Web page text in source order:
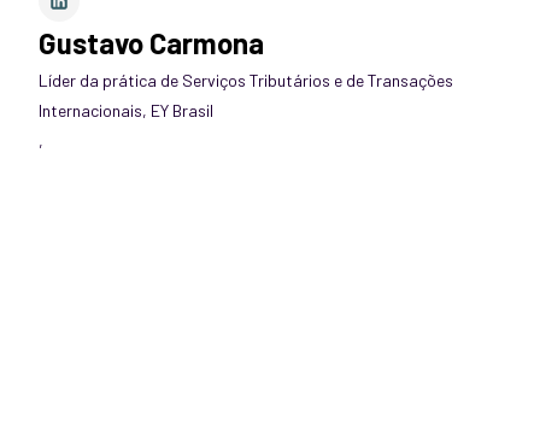
Gustavo Carmona
Líder da prática de Serviços Tributários e de Transações
Internacionais, EY Brasil
,